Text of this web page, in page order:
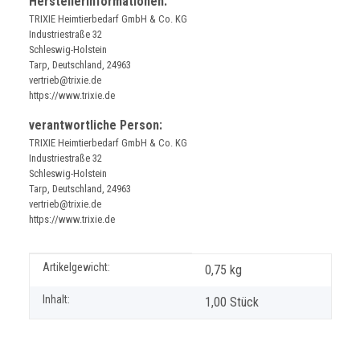
TRIXIE Heimtierbedarf GmbH & Co. KG
Industriestraße 32
Schleswig-Holstein
Tarp, Deutschland, 24963
vertrieb@trixie.de
https://www.trixie.de
verantwortliche Person:
TRIXIE Heimtierbedarf GmbH & Co. KG
Industriestraße 32
Schleswig-Holstein
Tarp, Deutschland, 24963
vertrieb@trixie.de
https://www.trixie.de
Produkteigenschaft
Wert
Artikelgewicht: 0,75 kg
Inhalt: 1,00 Stück